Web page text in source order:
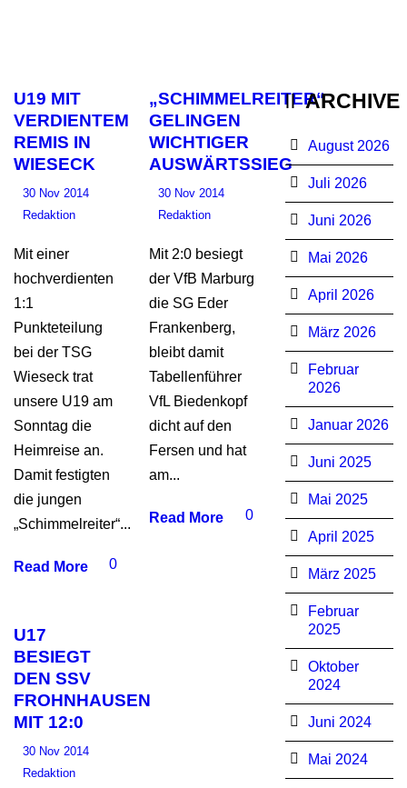
U19 MIT
VERDIENTEM
REMIS IN
WIESECK
30 Nov 2014
Redaktion
Mit einer
hochverdienten
1:1
Punkteteilung
bei der TSG
Wieseck trat
unsere U19 am
Sonntag die
Heimreise an.
Damit festigten
die jungen
„Schimmelreiter“...
Read More 0
„SCHIMMELREITER“
GELINGEN
WICHTIGER
AUSWÄRTSSIEG
30 Nov 2014
Redaktion
Mit 2:0 besiegt
der VfB Marburg
die SG Eder
Frankenberg,
bleibt damit
Tabellenführer
VfL Biedenkopf
dicht auf den
Fersen und hat
am...
Read More 0
U17
BESIEGT
DEN SSV
FROHNHAUSEN
MIT 12:0
30 Nov 2014
Redaktion
ARCHIVE
August 2026
Juli 2026
Juni 2026
Mai 2026
April 2026
März 2026
Februar
2026
Januar 2026
Juni 2025
Mai 2025
April 2025
März 2025
Februar
2025
Oktober
2024
Juni 2024
Mai 2024